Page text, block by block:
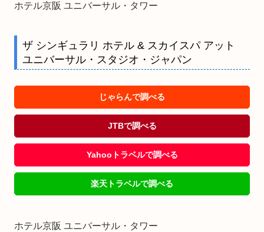
ホテル京阪 ユニバーサル・タワー
ザ シンギュラリ ホテル & スカイスパ アット
ユニバーサル・スタジオ・ジャパン
じゃらんで調べる
JTBで調べる
Yahooトラベルで調べる
楽天トラベルで調べる
ホテル京阪 ユニバーサル・タワー